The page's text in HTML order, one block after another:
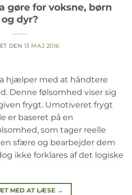
gøre for voksne, børn
og dyr?
DEN 13 MAJ 2016
hjælper med at håndtere
Denne følsomhed viser sig
frygt. Umotiveret frygt
er baseret på en
som tager reelle
sfære og bearbejder dem
ikke forklares af det logiske
MED AT LÆSE →